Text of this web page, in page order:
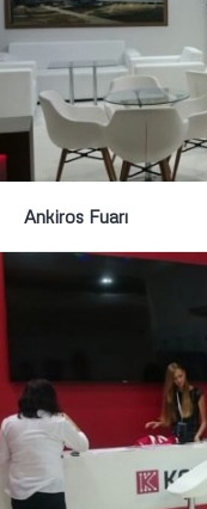
Ankiros Fuarı